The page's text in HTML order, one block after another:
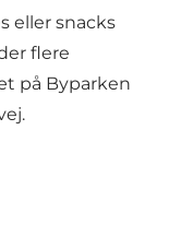
eller snacks
flere
på Byparken